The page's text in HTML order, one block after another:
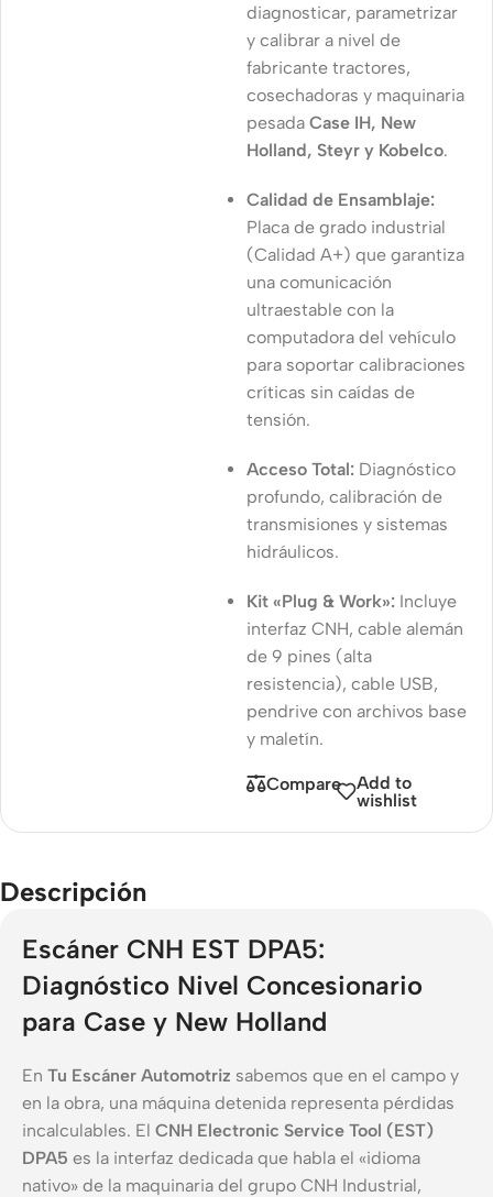
diagnosticar, parametrizar
y calibrar a nivel de
fabricante tractores,
cosechadoras y maquinaria
pesada Case IH, New
Holland, Steyr y Kobelco.
Calidad de Ensamblaje:
Placa de grado industrial
(Calidad A+) que garantiza
una comunicación
ultraestable con la
computadora del vehículo
para soportar calibraciones
críticas sin caídas de
tensión.
Acceso Total: Diagnóstico
profundo, calibración de
transmisiones y sistemas
hidráulicos.
Kit «Plug & Work»: Incluye
interfaz CNH, cable alemán
de 9 pines (alta
resistencia), cable USB,
pendrive con archivos base
y maletín.
Compare
Add to
wishlist
Descripción
Escáner CNH EST DPA5:
Diagnóstico Nivel Concesionario
para Case y New Holland
En Tu Escáner Automotriz sabemos que en el campo y
en la obra, una máquina detenida representa pérdidas
incalculables. El CNH Electronic Service Tool (EST)
DPA5 es la interfaz dedicada que habla el «idioma
nativo» de la maquinaria del grupo CNH Industrial,